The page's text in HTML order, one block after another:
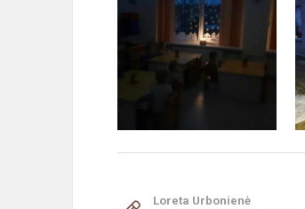
Loreta Urbonienė